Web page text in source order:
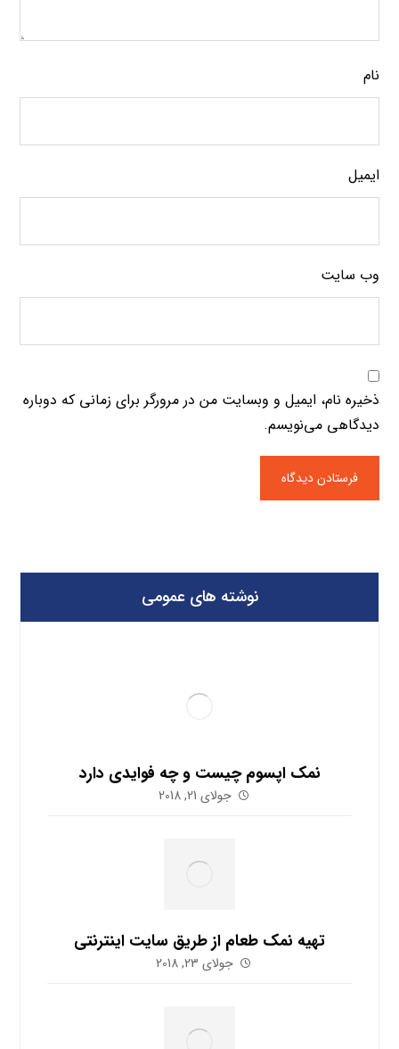
نام
ایمیل
وب‌ سایت
ذخیره نام، ایمیل و وبسایت من در مرورگر برای زمانی که دوباره
دیدگاهی می‌نویسم.
نوشته های عمومی
نمک اپسوم چیست و چه فوایدی دارد
جولای 21, 2018
تهیه نمک طعام از طریق سایت اینترنتی
جولای 23, 2018